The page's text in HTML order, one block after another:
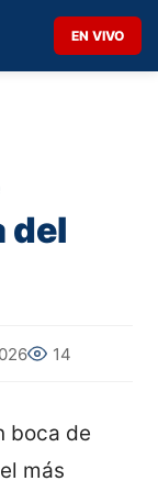
EN VIVO
del
14
boca de
más